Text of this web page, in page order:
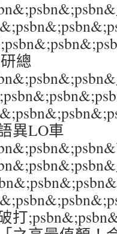
總
異LO車
打